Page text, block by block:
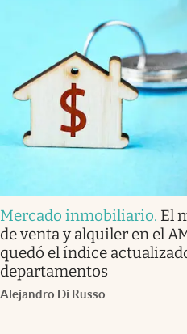
Mercado inmobiliario. El
de venta y alquiler en el
quedó el índice
departamentos
Alejandro Di Russo